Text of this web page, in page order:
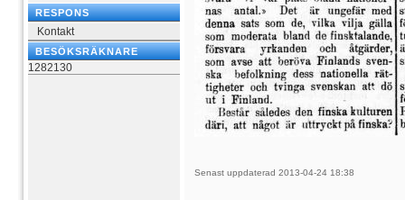
RESPONS
Kontakt
BESÖKSRÄKNARE
1282130
Senast uppdaterad 2013-04-24 18:38